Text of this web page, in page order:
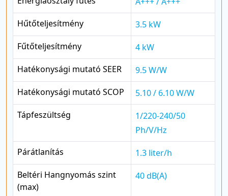
Hűtőteljesítmény
3.5 kW
Fűtőteljesítmény
4 kW
Hatékonysági mutató SEER
9.5 W/W
Hatékonysági mutató SCOP
5.10 / 6.10 W/W
Tápfeszültség
1/220-240/50
Ph/V/Hz
Párátlanítás
1.3 liter/h
Beltéri Hangnyomás szint
(max)
40 dB(A)